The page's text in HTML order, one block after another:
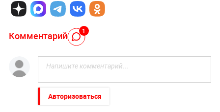
Комментарий 1
Авторизоваться